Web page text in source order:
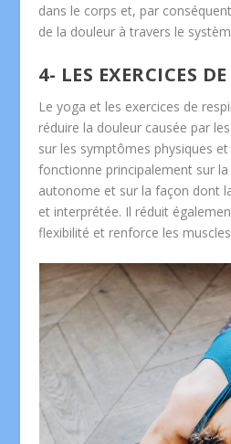
dans le corps et, par
de la douleur à travers le
4- LES EXERCICES
Le yoga et les exercices de
réduire la douleur causée par
sur les symptômes physiques
fonctionne principalement sur
autonome et sur la façon dont
et interprétée. Il réduit
flexibilité et renforce les